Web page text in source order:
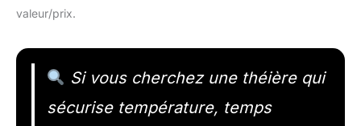
valeur/prix.
Si vous cherchez une théière qui
sécurise température, temps